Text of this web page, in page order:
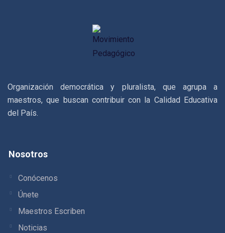
Organización democrática y pluralista, que agrupa a
maestros, que buscan contribuir con la Calidad Educativa
del País.
Nosotros
Conócenos
Únete
Maestros Escriben
Noticias